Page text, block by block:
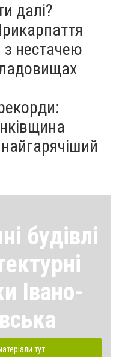
далі?
з нестачею
будівлі
Івано-
тут